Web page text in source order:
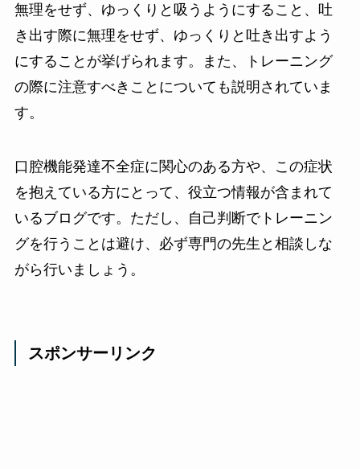
無理をせず、ゆっくりと吸うようにすること、吐
き出す際に無理をせず、ゆっくりと吐き出すよう
にすることが挙げられます。また、トレーニング
の際に注意すべきことについても説明されていま
す。
口腔機能発達不全症に関心のある方や、この症状
を抱えている方にとって、役立つ情報が含まれて
いるブログです。ただし、自己判断でトレーニン
グを行うことは避け、必ず専門の先生と相談しな
がら行いましょう。
スポンサーリンク